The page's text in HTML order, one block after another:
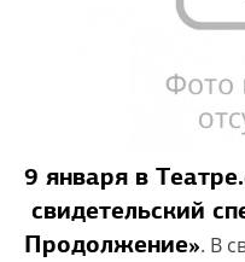
9 января в
свидетельский
Продолжение». В